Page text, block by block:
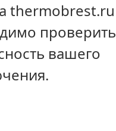
thermobrest.ru
проверить
вашего